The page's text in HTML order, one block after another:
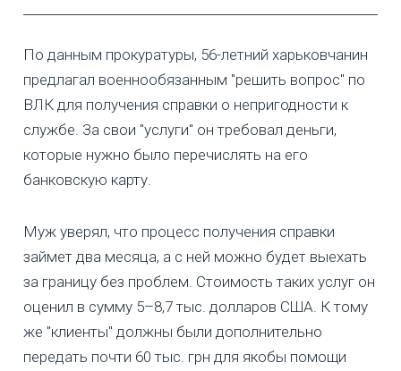
По данным прокуратуры, 56-летний харьковчанин
предлагал военнообязанным "решить вопрос" по
ВЛК для получения справки о непригодности к
службе. За свои "услуги" он требовал деньги,
которые нужно было перечислять на его
банковскую карту.
Муж уверял, что процесс получения справки
займет два месяца, а с ней можно будет выехать
за границу без проблем. Стоимость таких услуг он
оценил в сумму 5–8,7 тыс. долларов США. К тому
же "клиенты" должны были дополнительно
передать почти 60 тыс. грн для якобы помощи